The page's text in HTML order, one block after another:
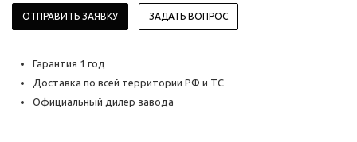
ОТПРАВИТЬ ЗАЯВКУ ЗАДАТЬ ВОПРОС
Гарантия 1 год
Доставка по всей территории РФ и ТС
Официальный дилер завода